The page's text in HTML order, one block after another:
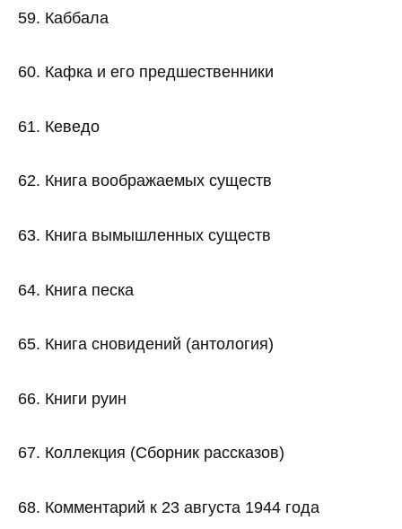
59. Каббала
60. Кафка и его предшественники
61. Кеведо
62. Книга воображаемых существ
63. Книга вымышленных существ
64. Книга песка
65. Книга сновидений (антология)
66. Книги руин
67. Коллекция (Сборник рассказов)
68. Комментарий к 23 августа 1944 года